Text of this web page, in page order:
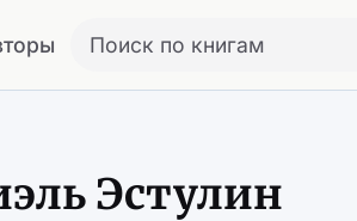
Поиск по книгам
Эстулин